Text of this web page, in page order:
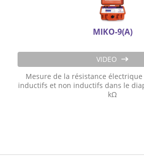
MIKO-9(A)
VIDEO
Mesure de la résistance
inductifs et non inductifs dans le
kΩ